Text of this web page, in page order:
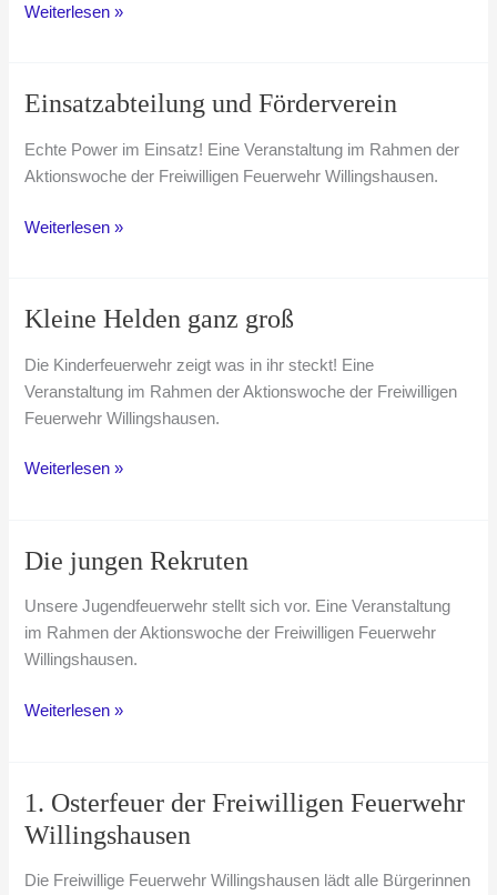
Einsatz
Ort
Weiterlesen »
Einsatzabteilung und Förderverein
Echte Power im Einsatz! Eine Veranstaltung im Rahmen der
Aktionswoche der Freiwilligen Feuerwehr Willingshausen.
Einsatzabteilung
Weiterlesen »
Kleine Helden ganz groß
Die Kinderfeuerwehr zeigt was in ihr steckt! Eine
Veranstaltung im Rahmen der Aktionswoche der Freiwilligen
Feuerwehr Willingshausen.
Kleine
groß
Weiterlesen »
Die jungen Rekruten
Unsere Jugendfeuerwehr stellt sich vor. Eine Veranstaltung
im Rahmen der Aktionswoche der Freiwilligen Feuerwehr
Willingshausen.
Die
Weiterlesen »
1. Osterfeuer der Freiwilligen Feuerwehr
Willingshausen
Die Freiwillige Feuerwehr Willingshausen lädt alle Bürgerinnen